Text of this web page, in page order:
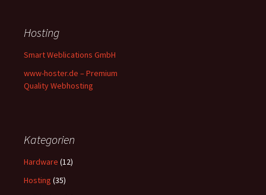
Hosting
Smart Weblications GmbH
www-hoster.de – Premium
Quality Webhosting
Kategorien
Hardware (12)
Hosting (35)